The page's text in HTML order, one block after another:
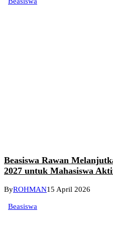
Beasiswa Rawan
2027 untuk Mahasiswa
ByROHMAN15 April 2026
Beasiswa